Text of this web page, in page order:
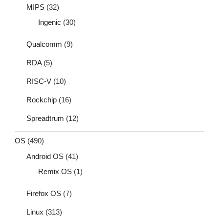
MIPS (32)
Ingenic (30)
Qualcomm (9)
RDA(5)
RISC-V (10)
Rockchip (16)
Spreadtrum (12)
OS (490)
Android OS (41)
Remix OS (1)
Firefox OS (7)
Linux (313)